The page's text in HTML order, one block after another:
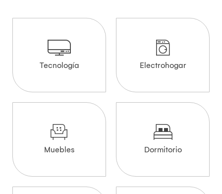
Tecnología Electrohogar
Muebles Dormitorio